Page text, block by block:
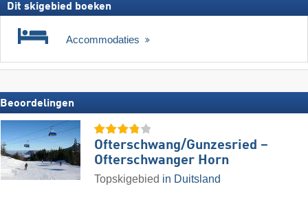
Dit skigebied boeken
Accommodaties
Beoordelingen
Ofterschwang/​Gunzesried –
Ofterschwanger Horn
Topskigebied in Duitsland